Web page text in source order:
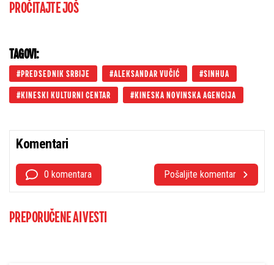
PROČITAJTE JOŠ
TAGOVI:
PREDSEDNIK SRBIJE ALEKSANDAR VUČIĆ SINHUA
KINESKI KULTURNI CENTAR KINESKA NOVINSKA AGENCIJA
Komentari
0 komentara Pošaljite komentar
PREPORUČENE AI VESTI